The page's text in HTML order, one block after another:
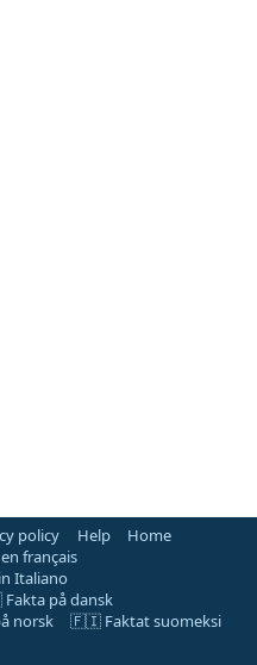
policy Help
Home
français
Italiano
på dansk
norsk
🇫🇮 Faktat suomeksi